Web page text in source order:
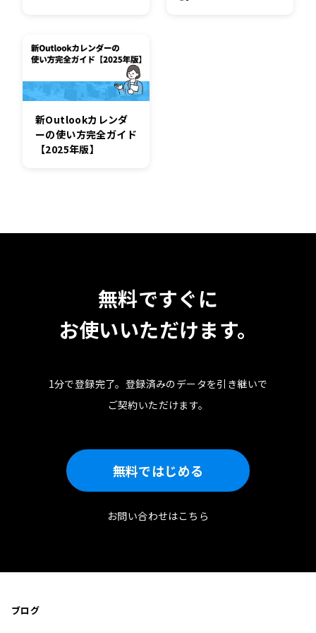
新Outlookカレンダ
ーの使い方完全ガイド
【2025年版】
無料ですぐに
お使いいただけます。
1分で登録完了。 登録済みのデータを引き継いで
ご契約いただけます。
無料ではじめる
お問い合わせはこちら
ブログ